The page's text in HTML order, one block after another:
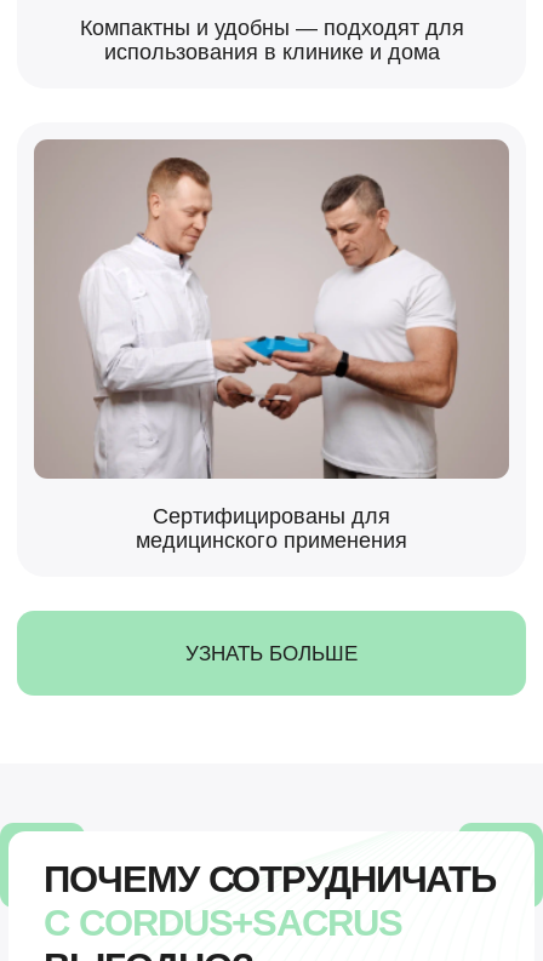
Мы знаем, как важно оценить свои
возможности. С каждого проданного аппарата
вы получаете 15% дохода
ПОЧЕМУ СОТРУДНИЧАТЬ
С CORDUS+SACRUS
РАССЧИТАТЬ
ПРОТЕСТИРУЙТЕ
АППАРАТЫ
CORDUS+SACRUS
Протестируйте аппараты, чтобы оценить